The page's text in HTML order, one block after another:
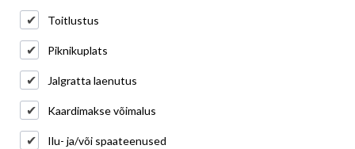
Toitlustus
Piknikuplats
Jalgratta laenutus
Kaardimakse võimalus
Ilu- ja/või spaateenused